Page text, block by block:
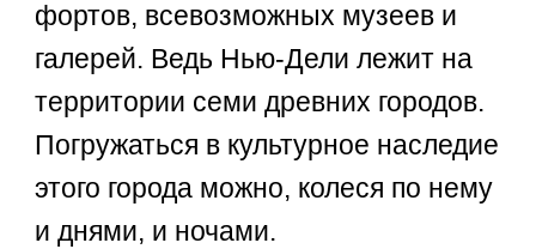
фортов, всевозможных музеев и
галерей. Ведь Нью-Дели лежит на
территории семи древних городов.
Погружаться в культурное наследие
этого города можно, колеся по нему
и днями, и ночами.